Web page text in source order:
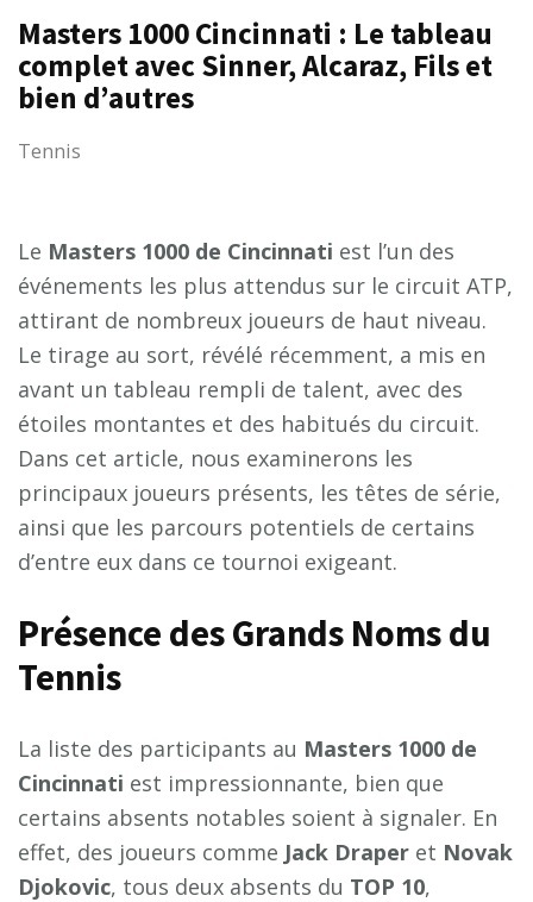
Masters 1000 Cincinnati : Le tableau
complet avec Sinner, Alcaraz, Fils et
bien d’autres
Tennis
Le Masters 1000 de Cincinnati est l’un des
événements les plus attendus sur le circuit ATP,
attirant de nombreux joueurs de haut niveau.
Le tirage au sort, révélé récemment, a mis en
avant un tableau rempli de talent, avec des
étoiles montantes et des habitués du circuit.
Dans cet article, nous examinerons les
principaux joueurs présents, les têtes de série,
ainsi que les parcours potentiels de certains
d’entre eux dans ce tournoi exigeant.
Présence des Grands Noms du
Tennis
La liste des participants au Masters 1000 de
Cincinnati est impressionnante, bien que
certains absents notables soient à signaler. En
effet, des joueurs comme Jack Draper et Novak
Djokovic, tous deux absents du TOP 10,